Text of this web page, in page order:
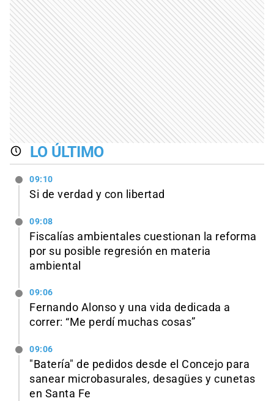
LO ÚLTIMO
09:10
Si de verdad y con libertad
09:08
Fiscalías ambientales cuestionan la reforma
por su posible regresión en materia
ambiental
09:06
Fernando Alonso y una vida dedicada a
correr: “Me perdí muchas cosas”
09:06
"Batería" de pedidos desde el Concejo para
sanear microbasurales, desagües y cunetas
en Santa Fe